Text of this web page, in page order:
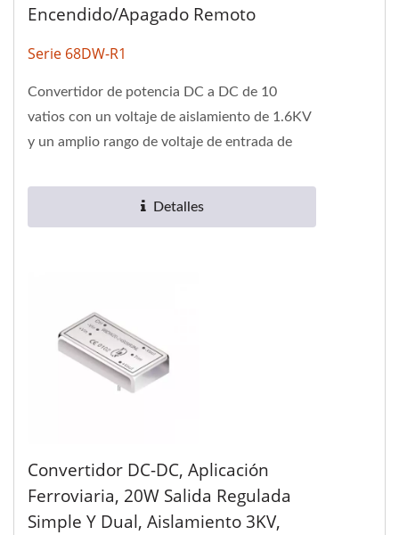
Encendido/apagado Remoto
Serie 68DW-R1
Convertidor de potencia DC a DC de 10
vatios con un voltaje de aislamiento de 1.6KV
y un amplio rango de voltaje de entrada de
Detalles
Convertidor DC-DC, Aplicación
Ferroviaria, 20W Salida Regulada
Simple Y Dual, Aislamiento 3KV,